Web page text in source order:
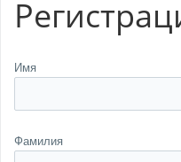
Имя
Фамилия